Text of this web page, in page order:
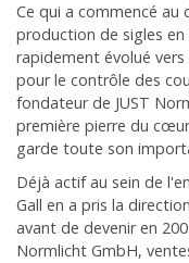
Ce qui a commencé au
production de sigles
rapidement évolué
pour le contrôle des
fondateur de JUST
première pierre du
garde toute son
Déjà actif au sein de
Gall en a pris la
avant de devenir en
Normlicht GmbH,